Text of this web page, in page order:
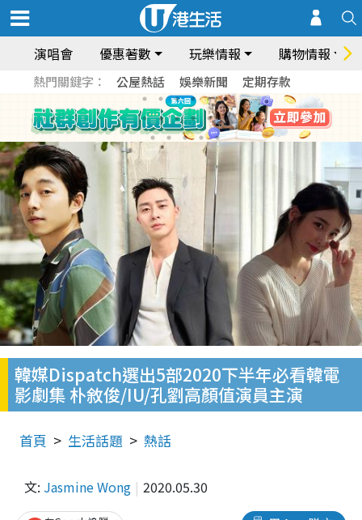
演唱會 優惠著數 玩樂情報 購物情報
熱門關鍵字： 公屋熱話 娛樂新聞 定期存款
韓媒Dispatch選出5部2020下半年必看韓電
影劇集 朴敘俊/IU/孔劉高顏值演員主演
首頁 生活話題 熱話
文: Jasmine Wong 2020.05.30